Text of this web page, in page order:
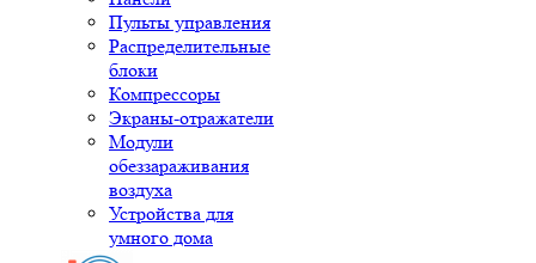
Пульты управления
Распределительные
блоки
Компрессоры
Экраны-отражатели
Модули
обеззараживания
воздуха
Устройства для
умного дома